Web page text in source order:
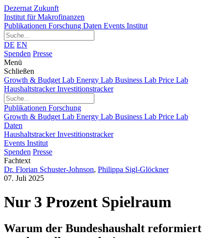
Dezernat Zukunft
Institut für Makrofinanzen
Publikationen Forschung Daten Events Institut
DE EN
Spenden Presse
Menü
Schließen
Growth & Budget Lab Energy Lab Business Lab Price Lab
HaushaltstrackerInvestitionstracker
Publikationen Forschung
Growth & Budget Lab Energy Lab Business Lab Price Lab
Daten
HaushaltstrackerInvestitionstracker
Events Institut
Spenden Presse
Fachtext
Dr. Florian Schuster-Johnson, Philippa Sigl-Glöckner
07. Juli 2025
Nur 3 Prozent Spielraum
Warum der Bundeshaushalt reformiert